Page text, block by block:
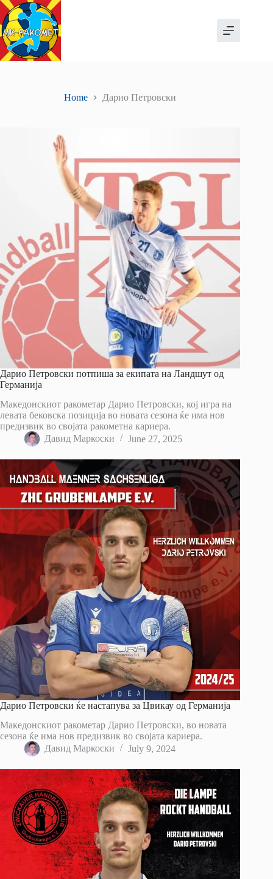
Skip
to
content
Home Дарио Петровски
Дарио Петровски потпиша за екипата на Ландшут од
Германија
Македонскиот ракометар Дарио Петровски, кој игра на
левата бековска позиција во новата сезона ќе има нов
предизвик во својата ракометна кариера.
Давид Маркоски
June 27, 2025
Дарио Петровски ќе настапува за Цвикау од Германија
Македонскиот ракометар Дарио Петровски, во новата
сезона ќе има нов предизвик во својата кариера.
Давид Маркоски
July 9, 2024